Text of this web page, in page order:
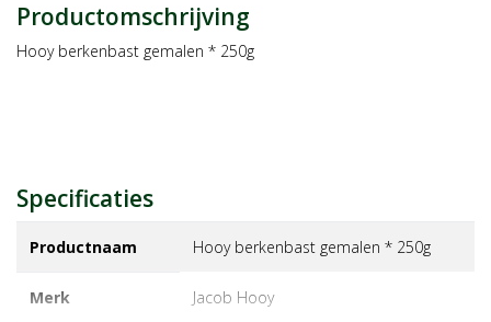
Productomschrijving
Hooy berkenbast gemalen * 250g
Specificaties
Productnaam Hooy berkenbast gemalen * 250g
Merk jacob hooy